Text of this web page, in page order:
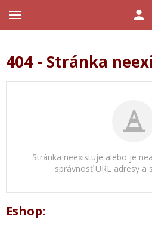
404 - Stránka
Stránka neexistuje alebo je
správnosť URL adresy a
Eshop: